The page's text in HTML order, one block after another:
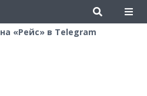
на «Рейс» в Telegram